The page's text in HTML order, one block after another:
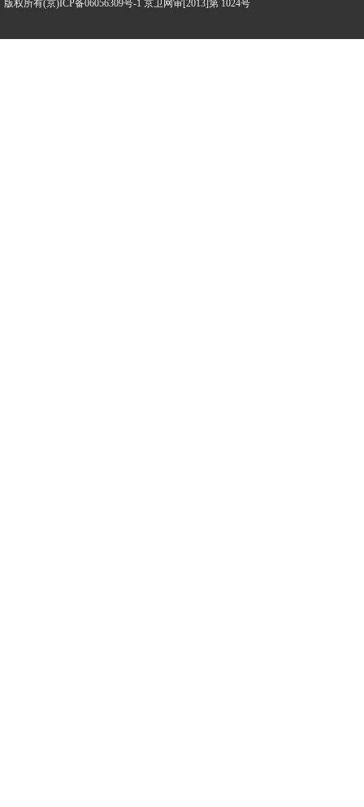
版权所有(京)ICP备06056309号-1 京卫网审[2013]第 1024号